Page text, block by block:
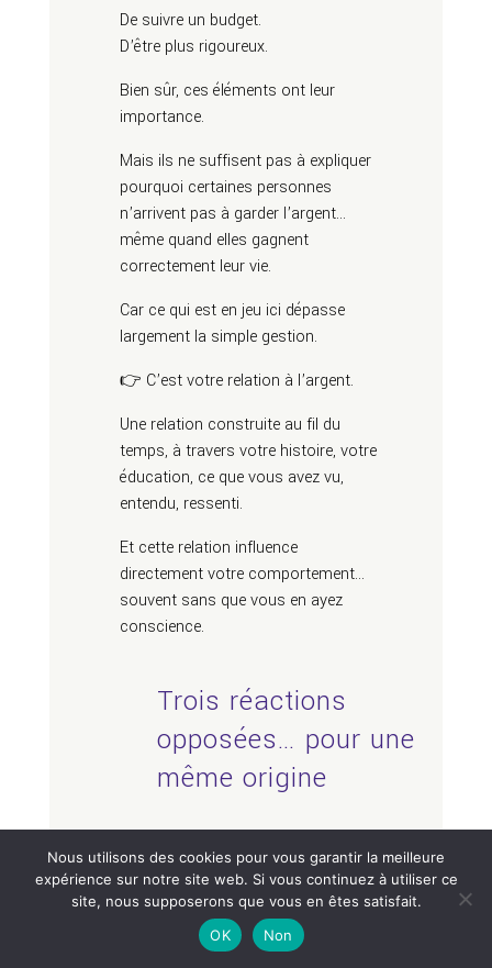
De suivre un budget.
D’être plus rigoureux.
Bien sûr, ces éléments ont leur
importance.
Mais ils ne suffisent pas à expliquer
pourquoi certaines personnes
n’arrivent pas à garder l’argent…
même quand elles gagnent
correctement leur vie.
Car ce qui est en jeu ici dépasse
largement la simple gestion.
👉 C’est votre relation à l’argent.
Une relation construite au fil du
temps, à travers votre histoire, votre
éducation, ce que vous avez vu,
entendu, ressenti.
Et cette relation influence
directement votre comportement…
souvent sans que vous en ayez
conscience.
Trois réactions
opposées… pour une
même origine
Quand l’argent semble filer entre les
doigts, on pourrait croire qu’il s’agit
simplement d’un manque de rigueur
ou d’un problème de gestion.
Nous utilisons des cookies pour vous garantir la meilleure
expérience sur notre site web. Si vous continuez à utiliser ce
site, nous supposerons que vous en êtes satisfait.
OK
Non